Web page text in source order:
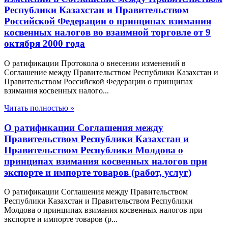
Республики Казахстан и Правительством
Российской Федерации о принципах взимания
косвенных налогов во взаимной торговле от 9
октября 2000 года
О ратификации Протокола о внесении изменений в
Соглашение между Правительством Республики Казахстан и
Правительством Российской Федерации о принципах
взимания косвенных налого...
Читать полностью »
О ратификации Соглашения между
Правительством Республики Казахстан и
Правительством Республики Молдова о
принципах взимания косвенных налогов при
экспорте и импорте товаров (работ, услуг)
О ратификации Соглашения между Правительством
Республики Казахстан и Правительством Республики
Молдова о принципах взимания косвенных налогов при
экспорте и импорте товаров (р...